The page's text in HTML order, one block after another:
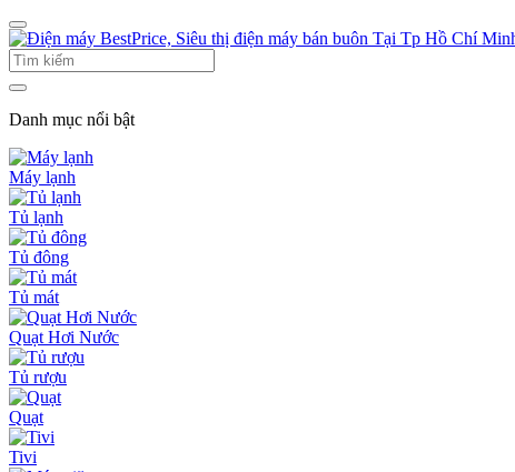
Danh mục nổi bật
Máy lạnh
Tủ lạnh
Tủ đông
Tủ mát
Quạt Hơi Nước
Tủ rượu
Quạt
Tivi